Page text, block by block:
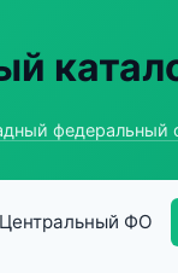
федеральный
Центральный ФО